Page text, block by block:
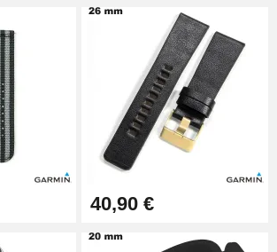
40,90 €